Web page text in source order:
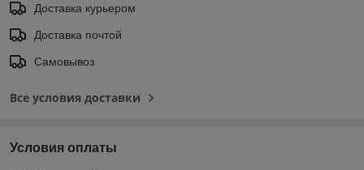
Доставка курьером
Доставка почтой
Самовывоз
Все условия доставки
Условия оплаты